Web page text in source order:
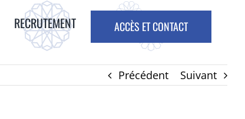
RECRUTEMENT ACCÈS ET CONTACT
Précédent Suivant